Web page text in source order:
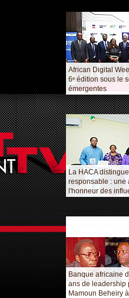
African Digital
6ᵉ édition sous le
émergentes
La HACA
responsable : une
l'honneur des
Banque africaine
ans de leadership
Mamoun Beheiry